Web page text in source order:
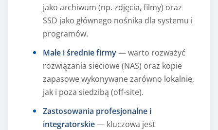
jako archiwum (np. zdjęcia, filmy) oraz
SSD jako głównego nośnika dla systemu i
programów.
Małe i średnie firmy— warto rozważyć
rozwiązania sieciowe (NAS) oraz kopie
zapasowe wykonywane zarówno lokalnie,
jak i poza siedzibą (off‑site).
Zastosowania profesjonalne i
integratorskie— kluczowa jest